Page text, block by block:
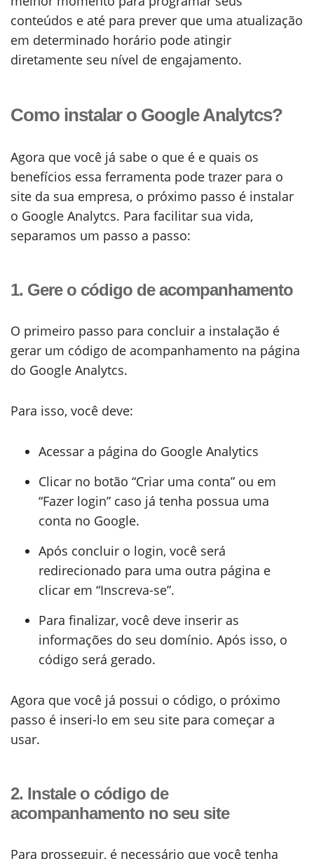
conteúdos e até para prever que uma atualização
em determinado horário pode atingir
diretamente seu nível de engajamento.
Como instalar o Google Analytcs?
Agora que você já sabe o que é e quais os
benefícios essa ferramenta pode trazer para o
site da sua empresa, o próximo passo é instalar
o Google Analytcs. Para facilitar sua vida,
separamos um passo a passo:
1. Gere o código de acompanhamento
O primeiro passo para concluir a instalação é
gerar um código de acompanhamento na página
do Google Analytcs.
Para isso, você deve:
Acessar a página do Google Analytics
Clicar no botão “Criar uma conta” ou em
“Fazer login” caso já tenha possua uma
conta no Google.
Após concluir o login, você será
redirecionado para uma outra página e
clicar em “Inscreva-se”.
Para finalizar, você deve inserir as
informações do seu domínio. Após isso, o
código será gerado.
Agora que você já possui o código, o próximo
passo é inseri-lo em seu site para começar a
usar.
2. Instale o código de
acompanhamento no seu site
Para prosseguir, é necessário que você tenha